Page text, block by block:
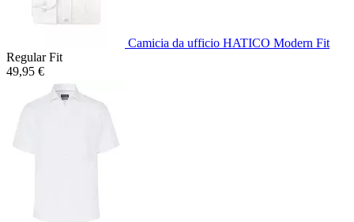
Camicia da ufficio HATICO Modern Fit
Regular Fit
49,95 €